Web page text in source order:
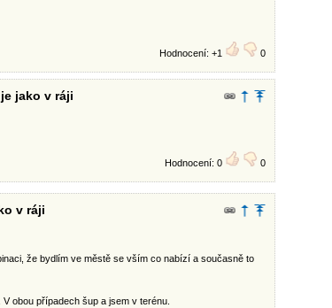
Hodnocení: +1 0
jako v ráji
Hodnocení: 0 0
v ráji
že bydlím ve městě se vším co nabízí a současně to
obou případech šup a jsem v terénu.